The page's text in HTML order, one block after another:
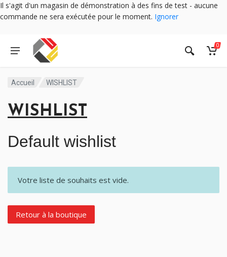
Il s'agit d'un magasin de démonstration à des fins de test - aucune
commande ne sera exécutée pour le moment. Ignorer
0
Accueil WISHLIST
WISHLIST
Default wishlist
Votre liste de souhaits est vide.
Retour à la boutique